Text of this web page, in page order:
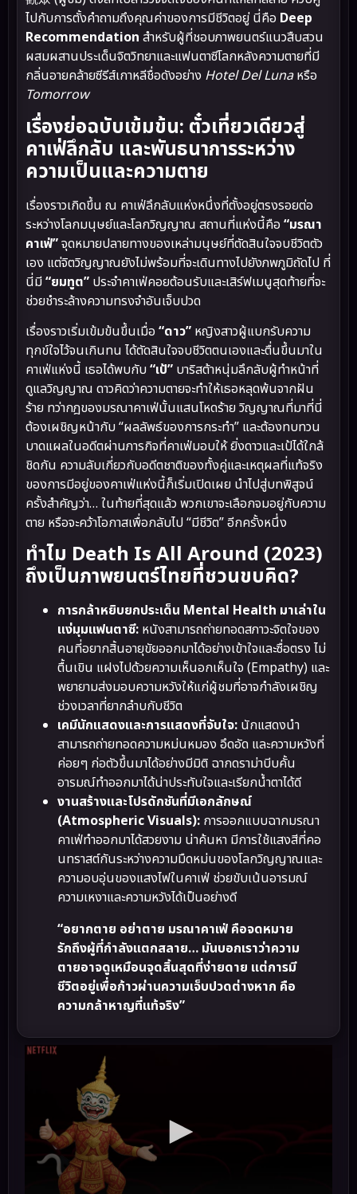
ไปกับการตั้งคำถามถึงคุณค่าของการมีชีวิตอยู่ นี่คือ Deep
Recommendation สำหรับผู้ที่ชอบภาพยนตร์แนวสืบสวน
ผสมผสานประเด็นจิตวิทยาและแฟนตาซีโลกหลังความตายที่มี
กลิ่นอายคล้ายซีรีส์เกาหลีชื่อดังอย่าง Hotel Del Lunaหรือ
Tomorrow
เรื่องย่อฉบับเข้มข้น: ตั๋วเที่ยวเดียวสู่
คาเฟ่ลึกลับ และพันธนาการระหว่าง
ความเป็นและความตาย
เรื่องราวเกิดขึ้น ณ คาเฟ่ลึกลับแห่งหนึ่งที่ตั้งอยู่ตรงรอยต่อ
ระหว่างโลกมนุษย์และโลกวิญญาณ สถานที่แห่งนี้คือ “มรณา
คาเฟ่”จุดหมายปลายทางของเหล่ามนุษย์ที่ตัดสินใจจบชีวิตตัว
เอง แต่จิตวิญญาณยังไม่พร้อมที่จะเดินทางไปยังภพภูมิถัดไป ที่
นี่มี“ยมทูต” ประจำคาเฟ่คอยต้อนรับและเสิร์ฟเมนูสุดท้ายที่จะ
ช่วยชำระล้างความทรงจำอันเจ็บปวด
เรื่องราวเริ่มเข้มข้นขึ้นเมื่อ “ดาว” หญิงสาวผู้แบกรับความ
ทุกข์ใจไว้จนเกินทน ได้ตัดสินใจจบชีวิตตนเองและตื่นขึ้นมาใน
คาเฟ่แห่งนี้ เธอได้พบกับ“เป้” บาริสต้าหนุ่มลึกลับผู้ทำหน้าที่
ดูแลวิญญาณ ดาวคิดว่าความตายจะทำให้เธอหลุดพ้นจากฝัน
ร้าย ทว่ากฎของมรณาคาเฟ่นั้นแสนโหดร้าย วิญญาณที่มาที่นี่
ต้องเผชิญหน้ากับ “ผลลัพธ์ของการกระทำ” และต้องทบทวน
บาดแผลในอดีตผ่านภารกิจที่คาเฟ่มอบให้ ยิ่งดาวและเป้ได้ใกล้
ชิดกัน ความลับเกี่ยวกับอดีตชาติของทั้งคู่และเหตุผลที่แท้จริง
ของการมีอยู่ของคาเฟ่แห่งนี้ก็เริ่มเปิดเผย นำไปสู่บทพิสูจน์
ครั้งสำคัญว่า… ในท้ายที่สุดแล้ว พวกเขาจะเลือกจมอยู่กับความ
ตาย หรือจะคว้าโอกาสเพื่อกลับไป “มีชีวิต” อีกครั้งหนึ่ง
ทำไม Death Is All Around (2023)
ถึงเป็นภาพยนตร์ไทยที่ชวนขบคิด?
การกล้าหยิบยกประเด็น Mental Health มาเล่าใน
แง่มุมแฟนตาซี: หนังสามารถถ่ายทอดสภาวะจิตใจของ
คนที่อยากสิ้นอายุขัยออกมาได้อย่างเข้าใจและซื่อตรง ไม่
ตื้นเขิน แฝงไปด้วยความเห็นอกเห็นใจ (Empathy) และ
พยายามส่งมอบความหวังให้แก่ผู้ชมที่อาจกำลังเผชิญ
ช่วงเวลาที่ยากลำบกับชีวิต
เคมีนักแสดงและการแสดงที่จับใจ: นักแสดงนำ
สามารถถ่ายทอดความหม่นหมอง อึดอัด และความหวังที่
ค่อยๆ ก่อตัวขึ้นมาได้อย่างมีมิติ ฉากดราม่าบีบคั้น
อารมณ์ทำออกมาได้น่าประทับใจและเรียกน้ำตาได้ดี
งานสร้างและโปรดักชันที่มีเอกลักษณ์
(Atmospheric Visuals): การออกแบบฉากมรณา
คาเฟ่ทำออกมาได้สวยงาม น่าค้นหา มีการใช้แสงสีที่คอ
นทราสต์กันระหว่างความมืดหม่นของโลกวิญญาณและ
ความอบอุ่นของแสงไฟในคาเฟ่ ช่วยขับเน้นอารมณ์
ความเหงาและความหวังได้เป็นอย่างดี
“อยากตาย อย่าตาย มรณาคาเฟ่ คือจดหมาย
รักถึงผู้ที่กำลังแตกสลาย… มันบอกเราว่าความ
ตายอาจดูเหมือนจุดสิ้นสุดที่ง่ายดาย แต่การมี
ชีวิตอยู่เพื่อก้าวผ่านความเจ็บปวดต่างหาก คือ
ความกล้าหาญที่แท้จริง”